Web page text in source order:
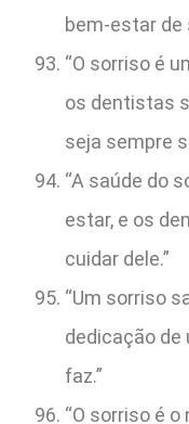
bem-estar de
“O sorriso é
os dentistas
seja sempre
“A saúde do
estar, e os
cuidar dele.”
“Um sorriso
dedicação de
faz.”
“O sorriso é